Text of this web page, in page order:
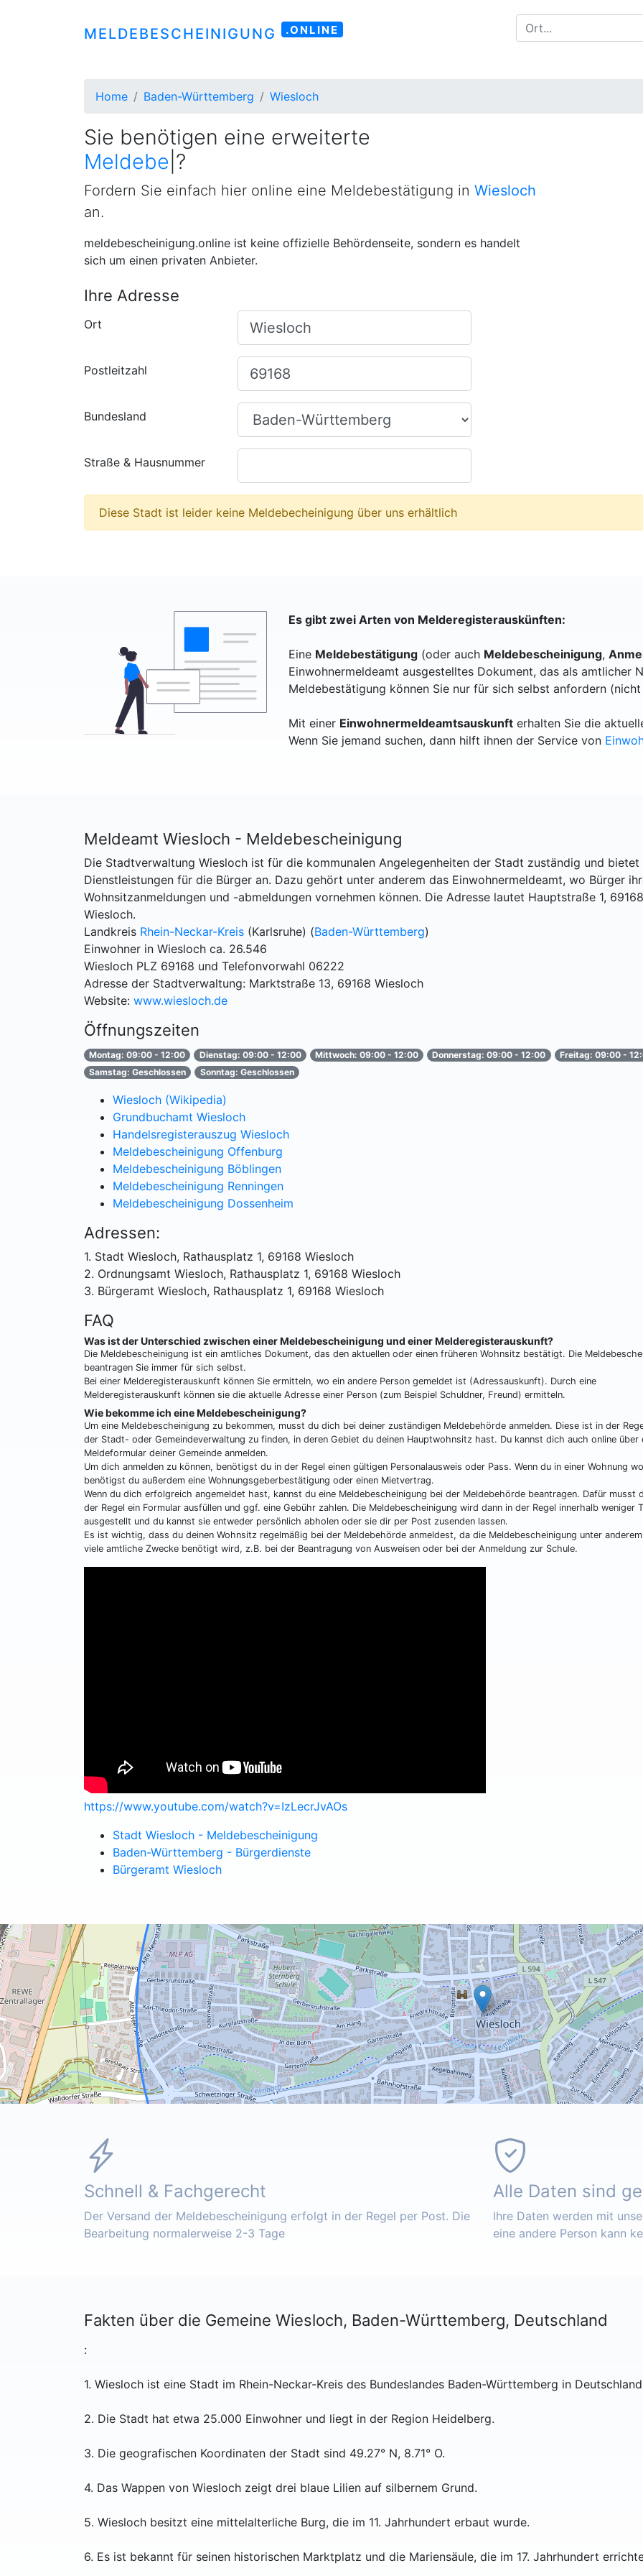
MELDEBESCHEINIGUNG .ONLINE
Home Baden-Württemberg Wiesloch
Sie benötigen eine erweiterte
Meldebestät
Fordern Sie einfach hier online eine Meldebestätigung in Wiesloch
an.
meldebescheinigung.online ist keine offizielle Behördenseite, sondern es handelt
sich um einen privaten Anbieter.
Ihre Adresse
Ort
Postleitzahl
Bundesland
Straße & Hausnummer
Diese Stadt ist leider keine Meldebecheinigung über uns erhältlich
Es gibt zwei Arten von Melderegisterauskünften:
Eine Meldebestätigung (oder auch Meldebescheinigung,
Einwohnermeldeamt ausgestelltes Dokument, das als amtlicher
Meldebestätigung können Sie nur für sich selbst anfordern
Mit einer Einwohnermeldeamtsauskunft erhalten Sie die
Wenn Sie jemand suchen, dann hilft ihnen der Service von
Meldeamt Wiesloch - Meldebescheinigung
Die Stadtverwaltung Wiesloch ist für die kommunalen Angelegenheiten der Stadt zuständig und bietet
Dienstleistungen für die Bürger an. Dazu gehört unter anderem das Einwohnermeldeamt, wo Bürger
Wohnsitzanmeldungen und -abmeldungen vornehmen können. Die Adresse lautet Hauptstraße 1, 69168
Wiesloch.
Landkreis Rhein-Neckar-Kreis (Karlsruhe) (Baden-Württemberg)
Einwohner in Wiesloch ca. 26.546
Wiesloch PLZ 69168 und Telefonvorwahl 06222
Adresse der Stadtverwaltung: Marktstraße 13, 69168 Wiesloch
Website: www.wiesloch.de
Öffnungszeiten
Montag: 09:00 - 12:00 Dienstag: 09:00 - 12:00 Mittwoch: 09:00 - 12:00 Donnerstag: 09:00 - 12:00
Freitag: 09:00 -
Samstag: Geschlossen
Sonntag: Geschlossen
Wiesloch (Wikipedia)
Grundbuchamt Wiesloch
Handelsregisterauszug Wiesloch
Meldebescheinigung Offenburg
Meldebescheinigung Böblingen
Meldebescheinigung Renningen
Meldebescheinigung Dossenheim
Adressen:
1. Stadt Wiesloch, Rathausplatz 1, 69168 Wiesloch
2. Ordnungsamt Wiesloch, Rathausplatz 1, 69168 Wiesloch
3. Bürgeramt Wiesloch, Rathausplatz 1, 69168 Wiesloch
FAQ
Was ist der Unterschied zwischen einer Meldebescheinigung und einer Melderegisterauskunft?
Die Meldebescheinigung ist ein amtliches Dokument, das den aktuellen oder einen früheren Wohnsitz bestätigt. Die
beantragen Sie immer für sich selbst.
Bei einer Melderegisterauskunft können Sie ermitteln, wo ein andere Person gemeldet ist (Adressauskunft). Durch eine
Melderegisterauskunft können sie die aktuelle Adresse einer Person (zum Beispiel Schuldner, Freund) ermitteln.
Wie bekomme ich eine Meldebescheinigung?
Um eine Meldebescheinigung zu bekommen, musst du dich bei deiner zuständigen Meldebehörde anmelden. Diese ist in der
der Stadt- oder Gemeindeverwaltung zu finden, in deren Gebiet du deinen Hauptwohnsitz hast. Du kannst dich auch online über
Meldeformular deiner Gemeinde anmelden.
Um dich anmelden zu können, benötigst du in der Regel einen gültigen Personalausweis oder Pass. Wenn du in einer Wohnung
benötigst du außerdem eine Wohnungsgeberbestätigung oder einen Mietvertrag.
Wenn du dich erfolgreich angemeldet hast, kannst du eine Meldebescheinigung bei der Meldebehörde beantragen. Dafür musst
der Regel ein Formular ausfüllen und ggf. eine Gebühr zahlen. Die Meldebescheinigung wird dann in der Regel innerhalb weniger
ausgestellt und du kannst sie entweder persönlich abholen oder sie dir per Post zusenden lassen.
Es ist wichtig, dass du deinen Wohnsitz regelmäßig bei der Meldebehörde anmeldest, da die Meldebescheinigung unter
viele amtliche Zwecke benötigt wird, z.B. bei der Beantragung von Ausweisen oder bei der Anmeldung zur Schule.
https://www.youtube.com/watch?v=IzLecrJvAOs
Stadt Wiesloch - Meldebescheinigung
Baden-Württemberg - Bürgerdienste
Bürgeramt Wiesloch
Schnell & Fachgerecht
Der Versand der Meldebescheinigung erfolgt in der Regel per Post. Die
Bearbeitung normalerweise 2-3 Tage
Alle Daten sind
Ihre Daten werden mit
eine andere Person kann
Fakten über die Gemeine Wiesloch, Baden-Württemberg, Deutschland
:
1. Wiesloch ist eine Stadt im Rhein-Neckar-Kreis des Bundeslandes Baden-Württemberg in
2. Die Stadt hat etwa 25.000 Einwohner und liegt in der Region Heidelberg.
3. Die geografischen Koordinaten der Stadt sind 49.27° N, 8.71° O.
4. Das Wappen von Wiesloch zeigt drei blaue Lilien auf silbernem Grund.
5. Wiesloch besitzt eine mittelalterliche Burg, die im 11. Jahrhundert erbaut wurde.
6. Es ist bekannt für seinen historischen Marktplatz und die Mariensäule, die im 17. Jahrhundert